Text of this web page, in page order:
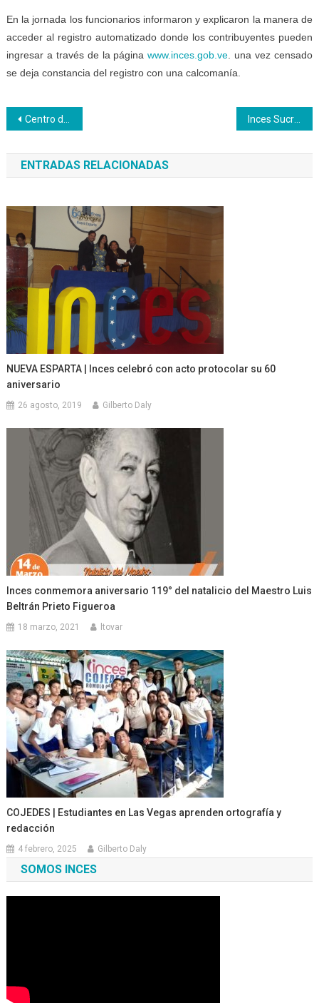
En la jornada los funcionarios informaron y explicaron la manera de
acceder al registro automatizado donde los contribuyentes pueden
ingresar a través de la páginawww.inces.gob.ve . una vez censado
se deja constancia del registro con una calcomanía.
Navegación
de
entradas
Centro de Formación Socialista Los Ruices genera su primera factura Inces Sucre realiza Consejo de Gestión con promotores y maestros técnicos productivos
ENTRADAS RELACIONADAS
NUEVA ESPARTA | Inces celebró con acto protocolar su 60
aniversario
26 agosto, 2019 Gilberto Daly
Inces conmemora aniversario 119° del natalicio del Maestro Luis
Beltrán Prieto Figueroa
18 marzo, 2021 ltovar
COJEDES | Estudiantes en Las Vegas aprenden ortografía y
redacción
4 febrero, 2025 Gilberto Daly
SOMOS INCES